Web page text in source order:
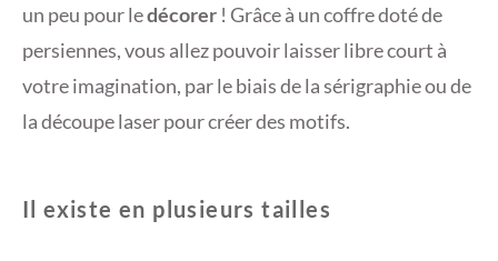
un peu pour ledécorer ! Grâce à un coffre doté de
persiennes, vous allez pouvoir laisser libre court à
votre imagination, par le biais de la sérigraphie ou de
la découpe laser pour créer des motifs.
Il existe en plusieurs tailles